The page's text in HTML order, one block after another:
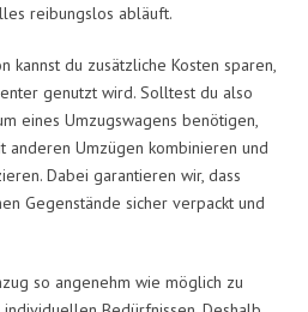
reibungslos abläuft.
kannst du zusätzliche Kosten sparen,
genutzt wird. Solltest du also
eines Umzugswagens benötigen,
anderen Umzügen kombinieren und
Dabei garantieren wir, dass
Gegenstände sicher verpackt und
so angenehm wie möglich zu